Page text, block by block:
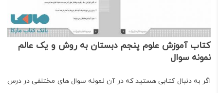
کتاب آموزش علوم پنجم دبستان به روش و یک عالم
نمونه سوال
اگر به دنبال کتابی هستید که در آن نمونه سوال های مختلفی در درس